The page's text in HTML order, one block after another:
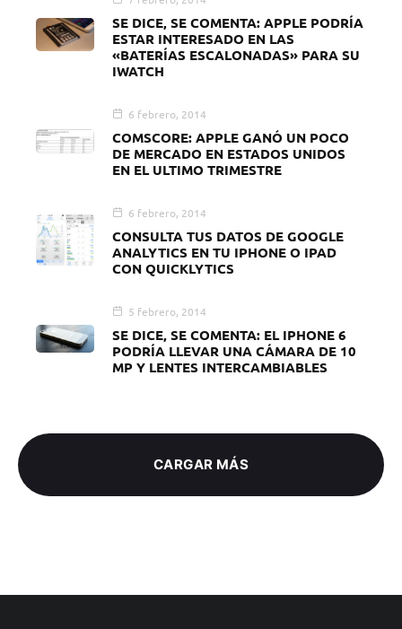
SE DICE, SE COMENTA: APPLE PODRÍA
ESTAR INTERESADO EN LAS
«BATERÍAS ESCALONADAS» PARA SU
IWATCH
6 febrero, 2014
COMSCORE: APPLE GANÓ UN POCO
DE MERCADO EN ESTADOS UNIDOS
EN EL ULTIMO TRIMESTRE
6 febrero, 2014
CONSULTA TUS DATOS DE GOOGLE
ANALYTICS EN TU IPHONE O IPAD
CON QUICKLYTICS
5 febrero, 2014
SE DICE, SE COMENTA: EL IPHONE 6
PODRÍA LLEVAR UNA CÁMARA DE 10
MP Y LENTES INTERCAMBIABLES
CARGAR MÁS